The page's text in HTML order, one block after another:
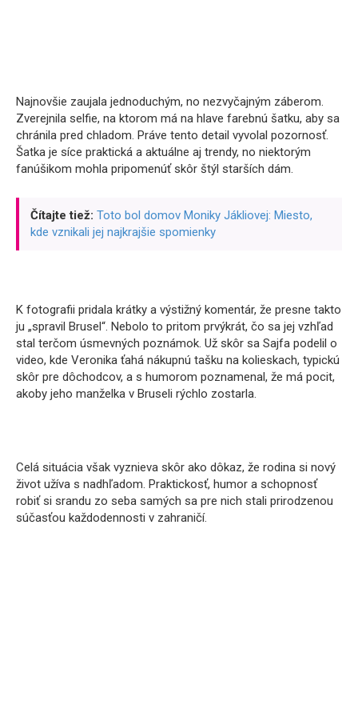
Najnovšie zaujala jednoduchým, no nezvyčajným záberom.
Zverejnila selfie, na ktorom má na hlave farebnú šatku, aby sa
chránila pred chladom. Práve tento detail vyvolal pozornosť.
Šatka je síce praktická a aktuálne aj trendy, no niektorým
fanúšikom mohla pripomenúť skôr štýl starších dám.
Čítajte tiež: Toto bol domov Moniky Jákliovej: Miesto,
kde vznikali jej najkrajšie spomienky
K fotografii pridala krátky a výstižný komentár, že presne takto
ju „spravil Brusel“. Nebolo to pritom prvýkrát, čo sa jej vzhľad
stal terčom úsmevných poznámok. Už skôr sa Sajfa podelil o
video, kde Veronika ťahá nákupnú tašku na kolieskach, typickú
skôr pre dôchodcov, a s humorom poznamenal, že má pocit,
akoby jeho manželka v Bruseli rýchlo zostarla.
Celá situácia však vyznieva skôr ako dôkaz, že rodina si nový
život užíva s nadhľadom. Praktickosť, humor a schopnosť
robiť si srandu zo seba samých sa pre nich stali prirodzenou
súčasťou každodennosti v zahraničí.